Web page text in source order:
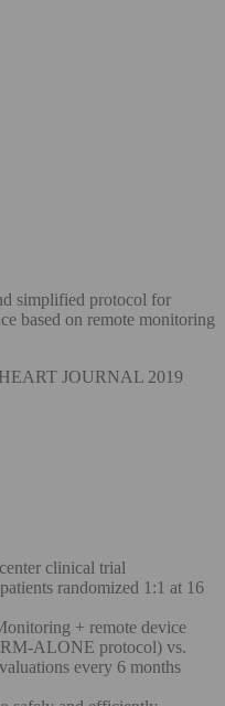
simplified protocol for
based on remote monitoring
JOURNAL 2019
clinical trial
randomized 1:1 at 16
+ remote device
ALONE protocol) vs.
every 6 months